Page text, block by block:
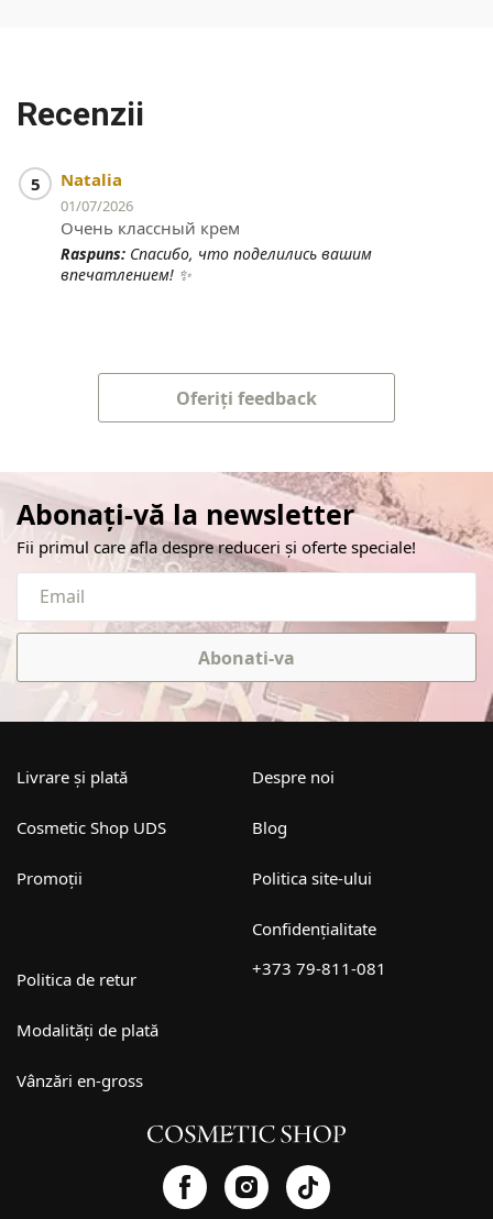
Recenzii
5 Natalia
01/07/2026
Очень классный крем
Raspuns: Спасибо, что поделились вашим
впечатлением! ✨
Oferiți feedback
Abonați-vă la newsletter
Fii primul care afla despre reduceri și oferte speciale!
Abonati-va
Livrare și plată
Cosmetic Shop UDS
Promoții
Despre noi
Blog
Politica site-ului
Confidențialitate
Politica de retur
Modalități de plată
Vânzări en-gross
+373 79-811-081